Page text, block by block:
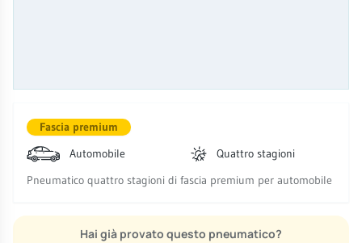
Fascia premium
Automobile
Quattro stagioni
Pneumatico quattro stagioni di fascia premium per automobile
Hai già provato questo pneumatico?